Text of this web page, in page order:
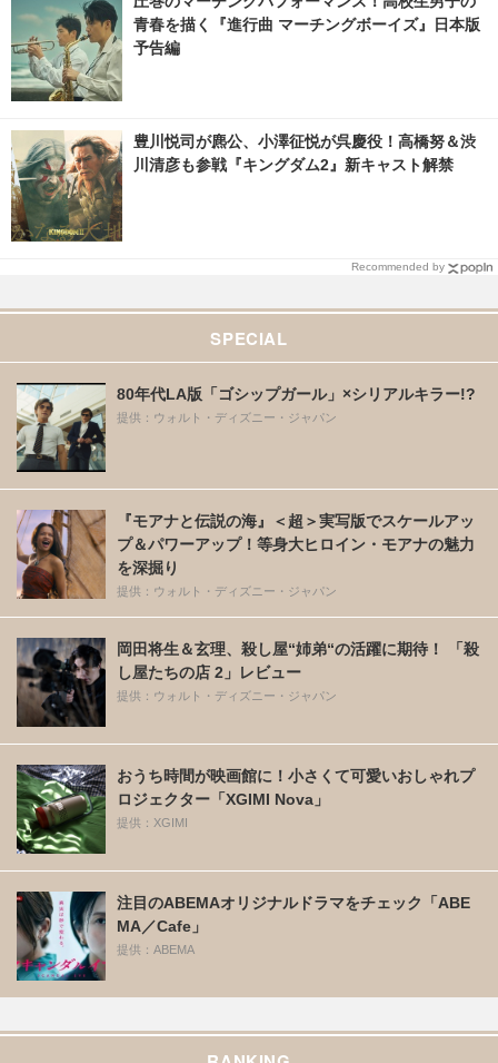
青春を描く『進行曲 マーチングボーイズ』日本版
予告編
豊川悦司が麃公、小澤征悦が呉慶役！高橋努＆渋
川清彦も参戦『キングダム2』新キャスト解禁
Recommended by
SPECIAL
80年代LA版「ゴシップガール」×シリアルキラー!?
提供：ウォルト・ディズニー・ジャパン
『モアナと伝説の海』＜超＞実写版でスケールアッ
プ＆パワーアップ！等身大ヒロイン・モアナの魅力
を深掘り
提供：ウォルト・ディズニー・ジャパン
岡田将生＆玄理、殺し屋“姉弟“の活躍に期待！ 「殺
し屋たちの店 2」レビュー
提供：ウォルト・ディズニー・ジャパン
おうち時間が映画館に！小さくて可愛いおしゃれプ
ロジェクター「XGIMI Nova」
提供：XGIMI
注目のABEMAオリジナルドラマをチェック「ABE
MA／Cafe」
提供：ABEMA